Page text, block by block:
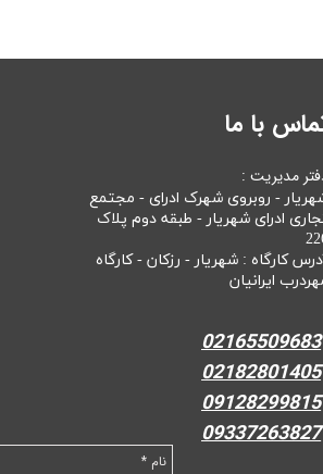
با ما
مدیریت :
- روبروی شهرک ادرای - مجتمع
ادرای شهریار - طبقه دوم پلاک
کارگاه : شهریار - رزکان - کارگاه
ایرانیان
02165509683
02182801405
09128299815
09337263827